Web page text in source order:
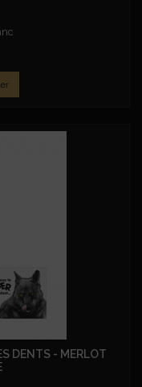
DENTS - MERLOT